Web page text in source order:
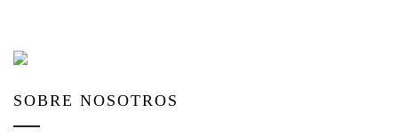
SOBRE NOSOTROS